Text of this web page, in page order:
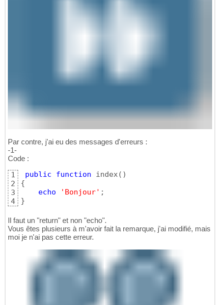
Par contre, j'ai eu des messages d'erreurs :
-1-
Code :
1
2
3
4
public function index( )
{
echo
'Bonjour'
}
Il faut un "return" et non "echo".
Vous êtes plusieurs à m'avoir fait la remarque, j'ai modifié, mais
moi je n'ai pas cette erreur.